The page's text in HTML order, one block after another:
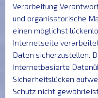
Verarbeitung
und organisatorische
einen möglichst
Internetseite
Daten sicherzustellen.
Internetbasierte
Sicherheitslücken
Schutz nicht